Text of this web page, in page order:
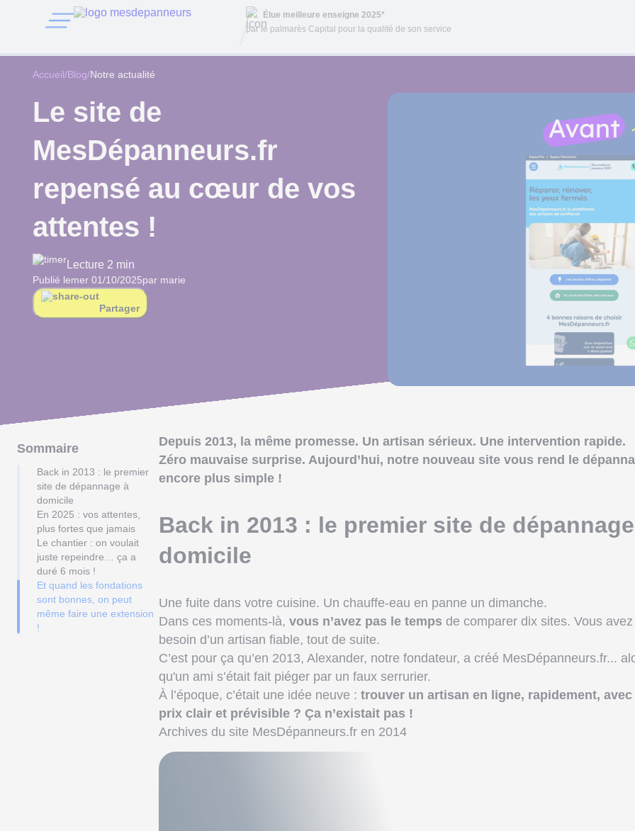
Élue meilleure enseigne 2025*
par le palmarès Capital pour la qualité de son service
Accueil/Blog/Notre actualité
Le site de
MesDépanneurs.fr
repensé au cœur de vos
attentes !
Lecture 2 min
Publié lemer 01/10/2025par marie
Partager
Sommaire
Back in 2013 : le premier
site de dépannage à
domicile
En 2025 : vos attentes,
plus fortes que jamais
Le chantier : on voulait
juste repeindre… ça a
duré 6 mois !
Et quand les fondations
sont bonnes, on peut
même faire une extension
!
Depuis 2013, la même promesse. Un artisan sérieux. Une intervention rapide.
Zéro mauvaise surprise. Aujourd’hui, notre nouveau site vous rend le
encore plus simple !
Back in 2013 : le premier site de
domicile
Une fuite dans votre cuisine. Un chauffe-eau en panne un dimanche.
Dans ces moments-là, vous n’avez pas le temps de comparer dix sites. Vous avez
besoin d’un artisan fiable, tout de suite.
C’est pour ça qu’en 2013, Alexander, notre fondateur, a créé MesDépanneurs.fr...
qu'un ami s’était fait piéger par un faux serrurier.
À l’époque, c’était une idée neuve : trouver un artisan en ligne, rapidement, avec
prix clair et prévisible ? Ça n’existait pas !
Archives du site MesDépanneurs.fr en 2014